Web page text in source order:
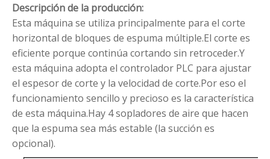
Descripción de la producción:
Esta máquina se utiliza principalmente para el corte
horizontal de bloques de espuma múltiple.El corte es
eficiente porque continúa cortando sin retroceder.Y
esta máquina adopta el controlador PLC para ajustar
el espesor de corte y la velocidad de corte.Por eso el
funcionamiento sencillo y precioso es la característica
de esta máquina.Hay 4 sopladores de aire que hacen
que la espuma sea más estable (la succión es
opcional).